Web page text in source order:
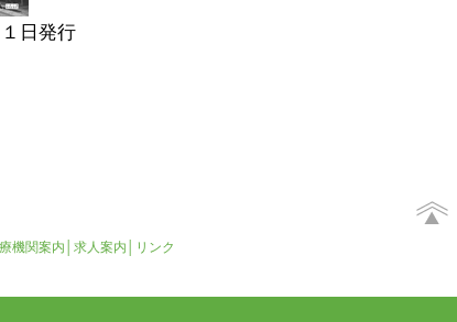
日発行
機関案内 求人案内 リンク